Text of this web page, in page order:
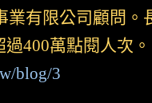
業有限公司顧問。
400萬點閱人次。
blog/3